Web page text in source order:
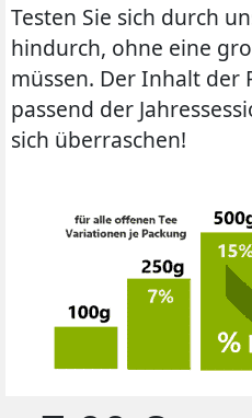
Testen Sie sich durch
hindurch, ohne eine
müssen. Der Inhalt der
passend der
sich überraschen!